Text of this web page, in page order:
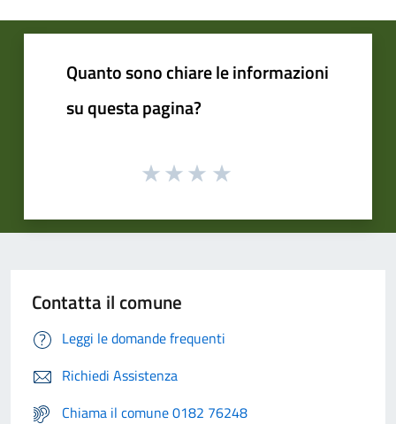
Quanto sono chiare le informazioni
su questa pagina?
Contatta il comune
Leggi le domande frequenti
Richiedi Assistenza
Chiama il comune 0182 76248